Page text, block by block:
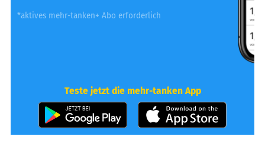
*aktives mehr-tanken+ Abo erforderlich
Teste jetzt die mehr-tanken App